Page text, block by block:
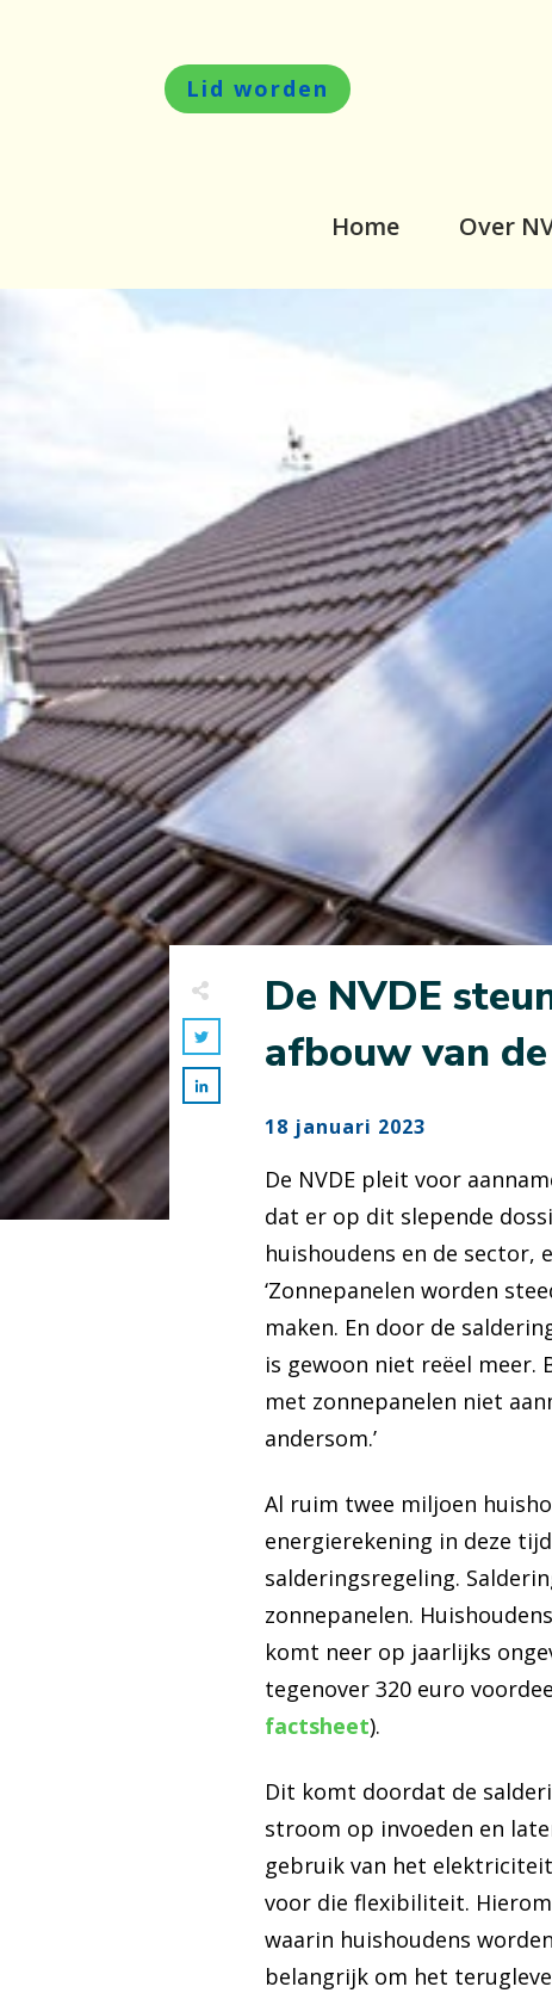
Lid worden
Home Over
De NVDE
afbouw van
18 januari 2023
De NVDE pleit voor
dat er op dit slepende
huishoudens en de sector,
‘Zonnepanelen worden
maken. En door de
is gewoon niet reëel meer.
met zonnepanelen niet
andersom.’
Al ruim twee miljoen
energierekening in deze
salderingsregeling.
zonnepanelen.
komt neer op jaarlijks
tegenover 320 euro
factsheet).
Dit komt doordat de
stroom op invoeden en
gebruik van het
voor die flexibiliteit.
waarin huishoudens
belangrijk om het